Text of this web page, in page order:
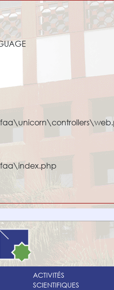
ACTIVITÉS
SCIENTIFIQUES